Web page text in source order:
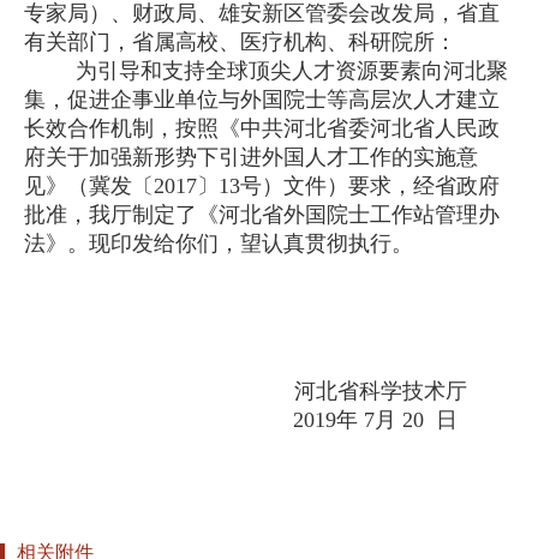
专家局）、财政局、雄安新区管委会改发局，省直
有关部门，省属高校、医疗机构、科研院所：
为引导和支持全球顶尖人才资源要素向河北聚
集，促进企事业单位与外国院士等高层次人才建立
长效合作机制，按照《中共河北省委河北省人民政
府关于加强新形势下引进外国人才工作的实施意
见》（冀发〔2017〕13号）文件）要求，经省政府
批准，我厅制定了《河北省外国院士工作站管理办
法》。现印发给你们，望认真贯彻执行。
河北省科学技术厅
2019年 7月 20 日
相关附件